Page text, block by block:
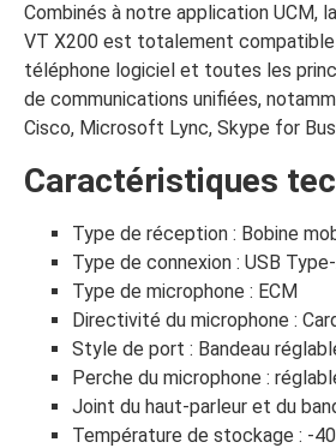
Combinés à notre application UCM,
VT X200 est totalement
téléphone logiciel et toutes les
de communications unifiées,
Cisco, Microsoft Lync, Skype for
Caractéristiques
Type de réception : Bobine
Type de connexion : USB
Type de microphone : ECM
Directivité du microphone :
Style de port : Bandeau
Perche du microphone :
Joint du haut-parleur et du
Température de stockage : -